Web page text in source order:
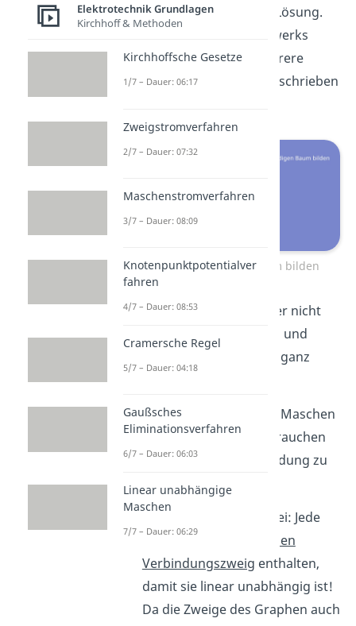
nicht nur eine einzige Lösung.
Der Graph eines Netzwerks
kann meist durch mehrere
vollständige Bäume beschrieben
2. Vollständigen Baum bilden
Wir machen es uns aber nicht
komplizierter als es ist, und
definieren den Knoten ganz
Achtung, es darf keine Maschen
geben und natürlich brauchen
alle Blätter eine Verbindung zu
der Wurzel.
Und nun der Trick dabei: Jede
Masche darf
genau einen
Verbindungszweig enthalten,
damit sie linear unabhängig ist!
Da die Zweige des Graphen auch
Elektrotechnik Grundlagen
Kirchhoff & Methoden
Kirchhoffsche Gesetze
1/7 – Dauer: 06:17
Zweigstromverfahren
2/7 – Dauer: 07:32
Maschenstromverfahren
3/7 – Dauer: 08:09
Knotenpunktpotentialver
fahren
4/7 – Dauer: 08:53
Cramersche Regel
5/7 – Dauer: 04:18
Gaußsches
Eliminationsverfahren
6/7 – Dauer: 06:03
Linear unabhängige
Maschen
7/7 – Dauer: 06:29